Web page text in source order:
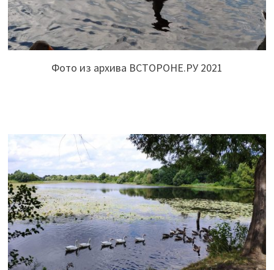
Фото из архива ВСТОРОНЕ.РУ 2021